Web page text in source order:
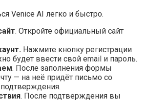
Venice AI легко и быстро.
. Откройте официальный сайт
Нажмите кнопку регистрации
будет ввести свой email и пароль.
. После заполнения формы
— на неё придёт письмо со
. После подтверждения вы